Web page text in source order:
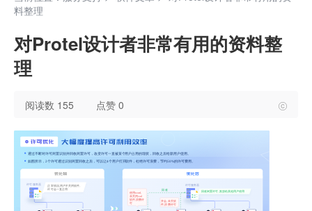
料整理
对Protel设计者非常有用的资料整
理
阅读数 155 点赞 0